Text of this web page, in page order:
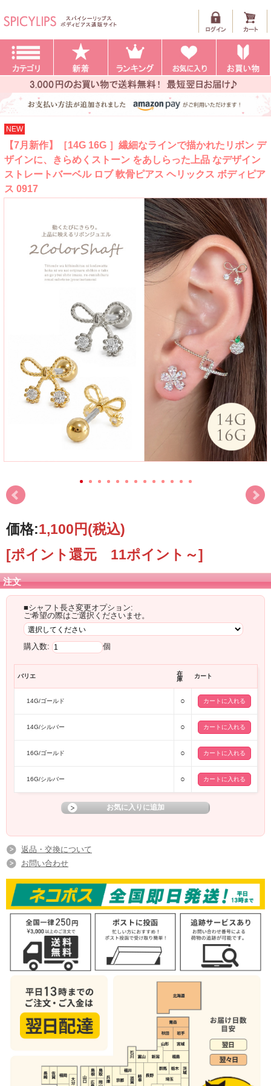
NEW
【7月新作】［14G 16G ］繊細なラインで描かれたリボン デ
ザインに、きらめくストーン をあしらった上品 なデザイン
ストレートバーベル ロブ 軟骨ピアス ヘリックス ボディピア
ス 0917
価格:1,100円(税込)
[ポイント還元 11ポイント～]
注文
■シャフト長さ変更オプション:
ご希望の際はご選択くださいませ。
購入数: 個
バリエ
在
庫
カート
14G/ゴールド ○
14G/シルバー ○
16G/ゴールド ○
16G/シルバー ○
返品・交換について
お問い合わせ